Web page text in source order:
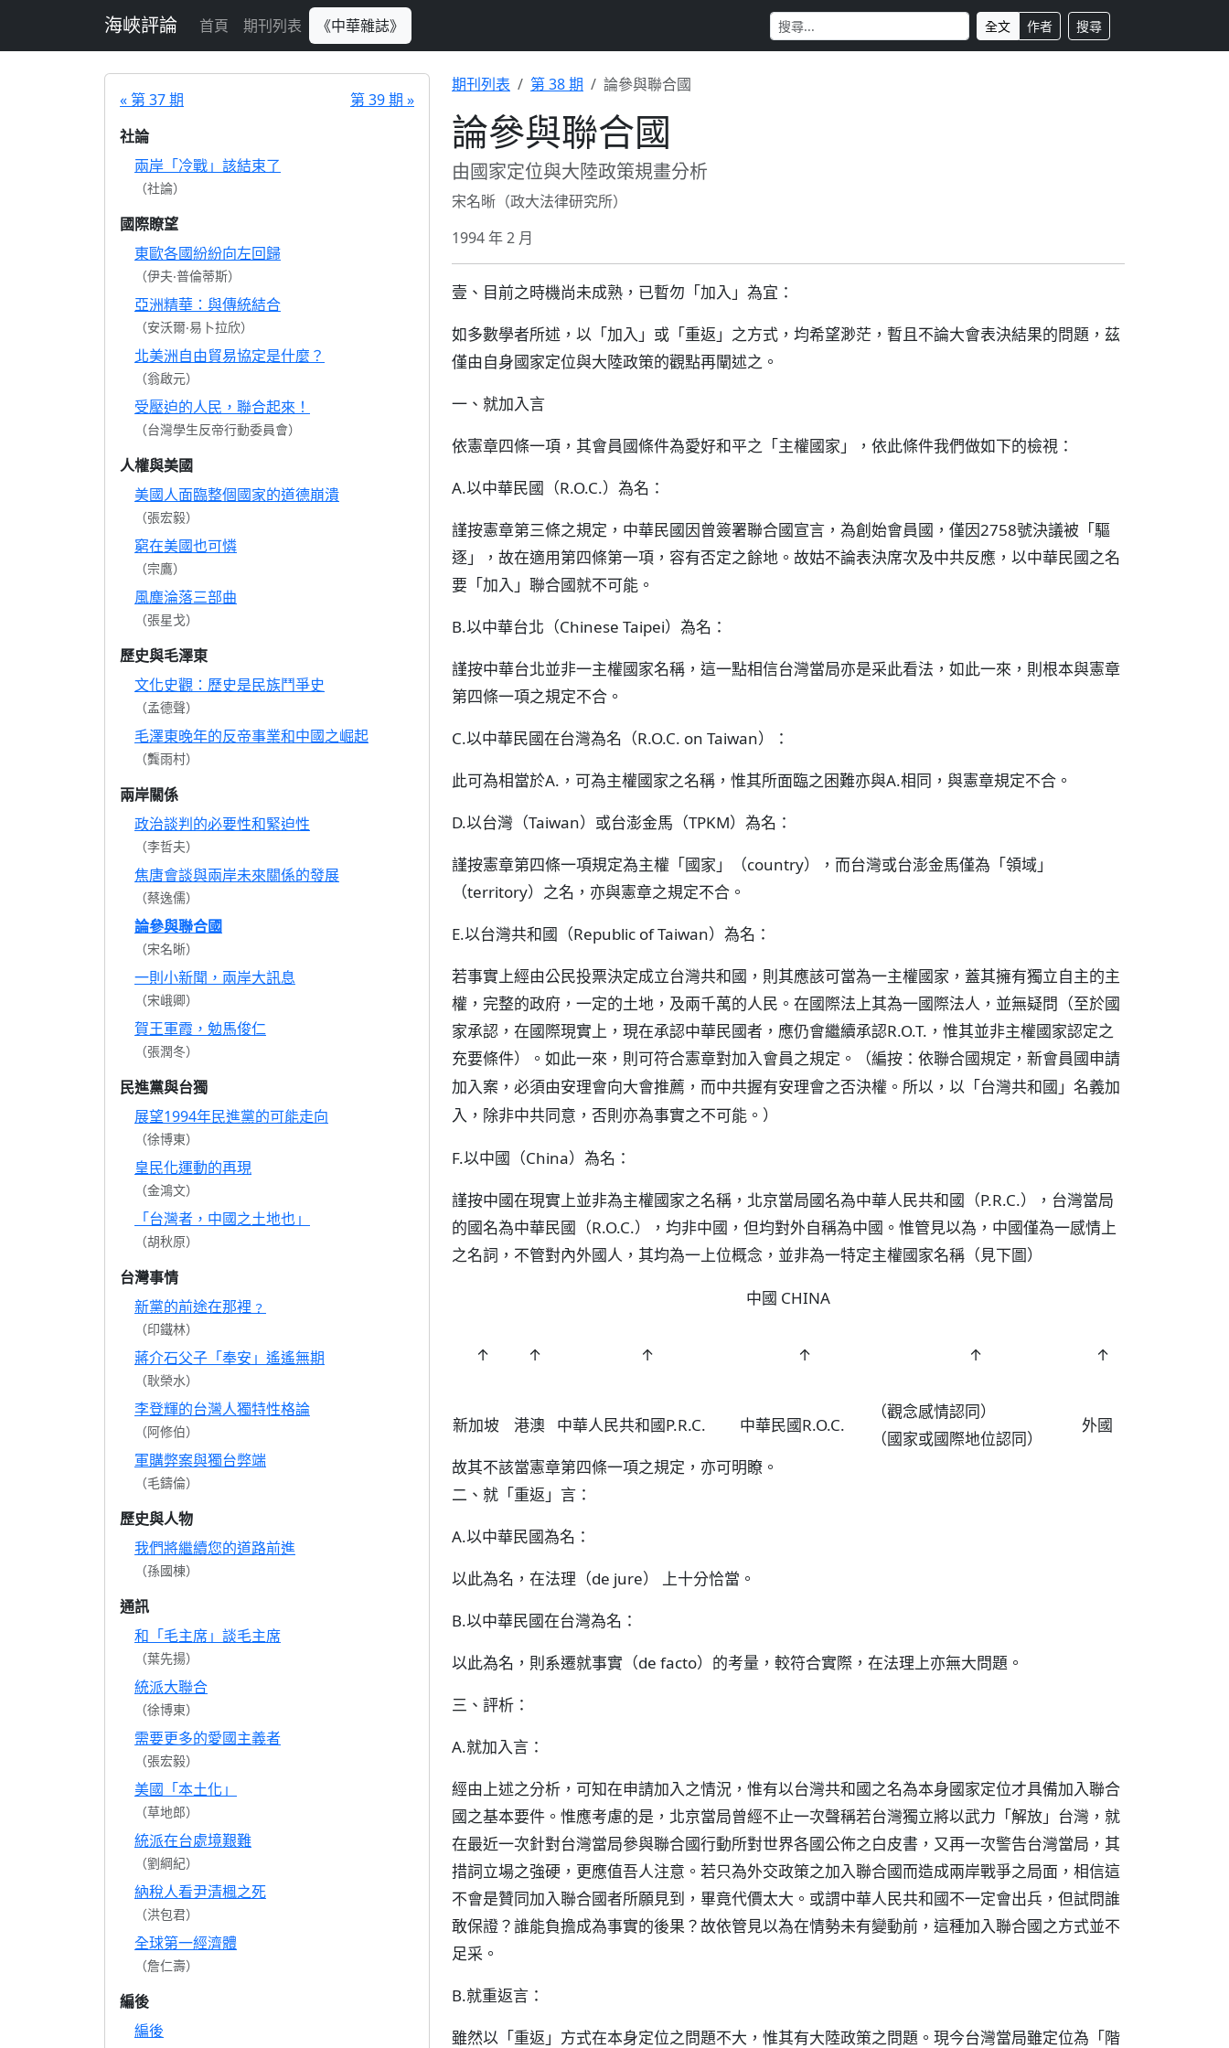
海峽評論 首頁 期刊列表 《中華雜誌》 全文 作者 搜尋
« 第 37 期
第 39 期 »
社論
兩岸「冷戰」該結束了
（社論）
國際瞭望
東歐各國紛紛向左回歸
（伊夫‧普倫蒂斯）
亞洲精華：與傳統結合
（安沃爾‧易卜拉欣）
北美洲自由貿易協定是什麼？
（翁啟元）
受壓迫的人民，聯合起來！
（台灣學生反帝行動委員會）
人權與美國
美國人面臨整個國家的道德崩潰
（張宏毅）
窮在美國也可憐
（宗鷹）
風塵淪落三部曲
（張星戈）
歷史與毛澤東
文化史觀：歷史是民族鬥爭史
（孟德聲）
毛澤東晚年的反帝事業和中國之崛起
（龔雨村）
兩岸關係
政治談判的必要性和緊迫性
（李哲夫）
焦唐會談與兩岸未來關係的發展
（蔡逸儒）
論參與聯合國
（宋名晰）
一則小新聞，兩岸大訊息
（宋峨卿）
賀王軍霞，勉馬俊仁
（張潤冬）
民進黨與台獨
展望1994年民進黨的可能走向
（徐博東）
皇民化運動的再現
（金鴻文）
「台灣者，中國之土地也」
（胡秋原）
台灣事情
新黨的前途在那裡﹖
（印鐵林）
蔣介石父子「奉安」遙遙無期
（耿榮水）
李登輝的台灣人獨特性格論
（阿修伯）
軍購弊案與獨台弊端
（毛鑄倫）
歷史與人物
我們將繼續您的道路前進
（孫國棟）
通訊
和「毛主席」談毛主席
（葉先揚）
統派大聯合
（徐博東）
需要更多的愛國主義者
（張宏毅）
美國「本土化」
（草地郎）
統派在台處境艱難
（劉綱紀）
納稅人看尹清楓之死
（洪包君）
全球第一經濟體
（詹仁壽）
編後
編後
期刊列表 第 38 期 論參與聯合國
論參與聯合國
由國家定位與大陸政策規畫分析
宋名晰（政大法律研究所）
1994 年 2 月
壹、目前之時機尚未成熟，已暫勿「加入」為宜：
如多數學者所述，以「加入」或「重返」之方式，均希望渺茫，暫且不論大會表決結果的問題，茲
僅由自身國家定位與大陸政策的觀點再闡述之。
一、就加入言
依憲章四條一項，其會員國條件為愛好和平之「主權國家」，依此條件我們做如下的檢視：
A.以中華民國（R.O.C.）為名：
謹按憲章第三條之規定，中華民國因曾簽署聯合國宣言，為創始會員國，僅因2758號決議被「驅
逐」，故在適用第四條第一項，容有否定之餘地。故姑不論表決席次及中共反應，以中華民國之名
要「加入」聯合國就不可能。
B.以中華台北（Chinese Taipei）為名：
謹按中華台北並非一主權國家名稱，這一點相信台灣當局亦是采此看法，如此一來，則根本與憲章
第四條一項之規定不合。
C.以中華民國在台灣為名（R.O.C. on Taiwan）：
此可為相當於A.，可為主權國家之名稱，惟其所面臨之困難亦與A.相同，與憲章規定不合。
D.以台灣（Taiwan）或台澎金馬（TPKM）為名：
謹按憲章第四條一項規定為主權「國家」（country），而台灣或台澎金馬僅為「領域」
（territory）之名，亦與憲章之規定不合。
E.以台灣共和國（Republic of Taiwan）為名：
若事實上經由公民投票決定成立台灣共和國，則其應該可當為一主權國家，蓋其擁有獨立自主的主
權，完整的政府，一定的土地，及兩千萬的人民。在國際法上其為一國際法人，並無疑問（至於國
家承認，在國際現實上，現在承認中華民國者，應仍會繼續承認R.O.T.，惟其並非主權國家認定之
充要條件）。如此一來，則可符合憲章對加入會員之規定。（編按：依聯合國規定，新會員國申請
加入案，必須由安理會向大會推薦，而中共握有安理會之否決權。所以，以「台灣共和國」名義加
入，除非中共同意，否則亦為事實之不可能。 ）
F.以中國（China）為名：
謹按中國在現實上並非為主權國家之名稱，北京當局國名為中華人民共和國（P.R.C.），台灣當局
的國名為中華民國（R.O.C.），均非中國，但均對外自稱為中國。惟管見以為，中國僅為一感情上
之名詞，不管對內外國人，其均為一上位概念，並非為一特定主權國家名稱（見下圖）
中國 CHINA
↑ ↑ ↑ ↑ ↑ ↑
新加坡 港澳 中華人民共和國P.R.C. 中華民國R.O.C.
（觀念感情認同）
（國家或國際地位認同）
外國
故其不該當憲章第四條一項之規定，亦可明瞭。
二、就「重返」言：
A.以中華民國為名：
以此為名，在法理（de jure） 上十分恰當。
B.以中華民國在台灣為名：
以此為名，則系遷就事實（de facto）的考量，較符合實際，在法理上亦無大問題。
三、評析：
A.就加入言：
經由上述之分析，可知在申請加入之情況，惟有以台灣共和國之名為本身國家定位才具備加入聯合
國之基本要件。惟應考慮的是，北京當局曾經不止一次聲稱若台灣獨立將以武力「解放」台灣，就
在最近一次針對台灣當局參與聯合國行動所對世界各國公佈之白皮書，又再一次警告台灣當局，其
措詞立場之強硬，更應值吾人注意。若只為外交政策之加入聯合國而造成兩岸戰爭之局面，相信這
不會是贊同加入聯合國者所願見到，畢竟代價太大。或謂中華人民共和國不一定會出兵，但試問誰
敢保證？誰能負擔成為事實的後果？故依管見以為在情勢未有變動前，這種加入聯合國之方式並不
足采。
B.就重返言：
雖然以「重返」方式在本身定位之問題不大，惟其有大陸政策之問題。現今台灣當局雖定位為「階